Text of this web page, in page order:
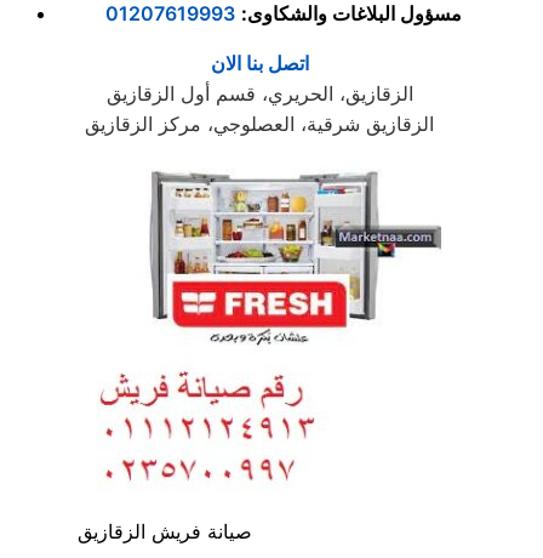
مسؤول البلاغات والشكاوى:
01207619993
اتصل بنا الان
الزقازيق، الحريري، قسم أول الزقازيق
الزقازيق شرقية، العصلوجي، مركز الزقازيق
صيانة فريش الزقازيق